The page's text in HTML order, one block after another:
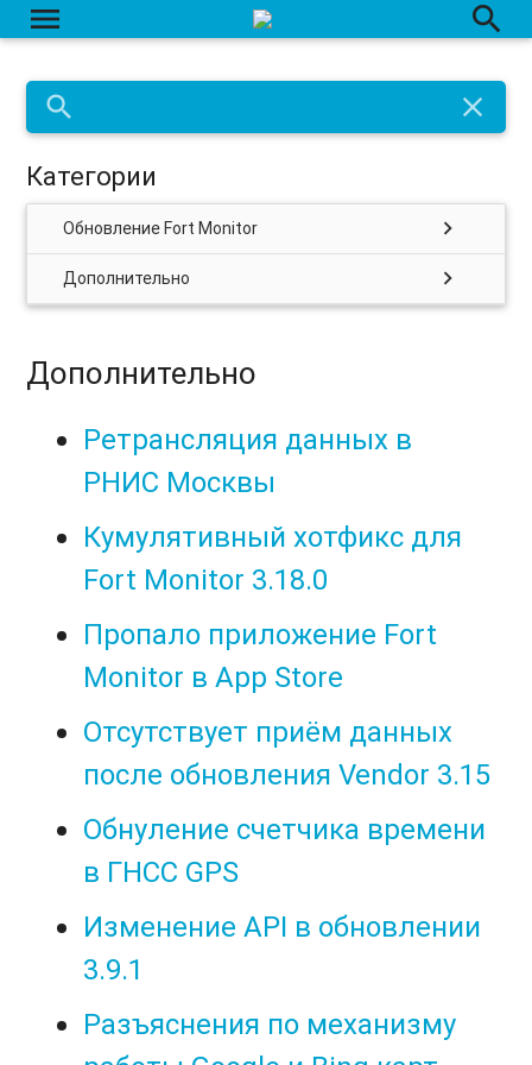
menu search
search close
Категории
Обновление Fort Monitor chevron_right
Дополнительно chevron_right
Дополнительно
Ретрансляция данных в
РНИС Москвы
Кумулятивный хотфикс для
Fort Monitor 3.18.0
Пропало приложение Fort
Monitor в App Store
Отсутствует приём данных
после обновления Vendor 3.15
Обнуление счетчика времени
в ГНСС GPS
Изменение API в обновлении
3.9.1
Разъяснения по механизму